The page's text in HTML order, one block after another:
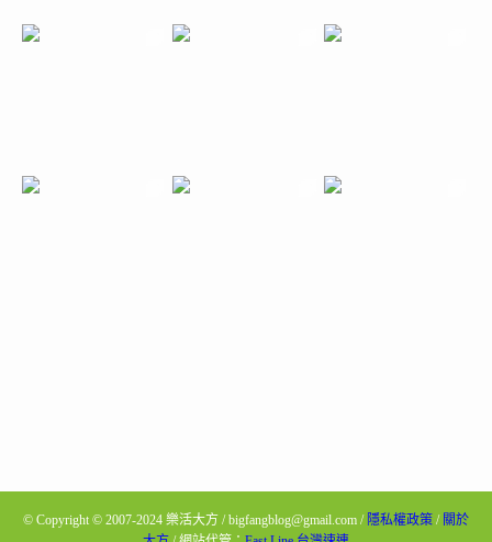
© Copyright © 2007-2024 樂活大方 / bigfangblog@gmail.com / 隱私權政策 / 關於